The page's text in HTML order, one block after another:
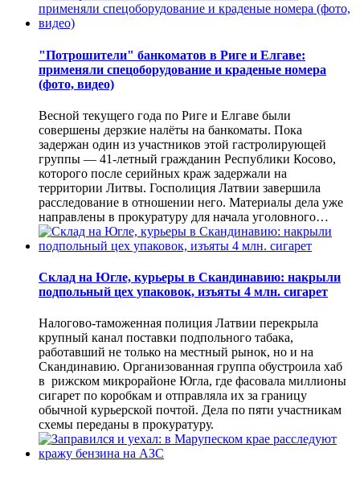
"Потрошители" банкоматов в Риге и Елгаве:
применяли спецоборудование и краденые номера
(фото, видео)
Весной текущего года по Риге и Елгаве были
совершены дерзкие налёты на банкоматы. Пока
задержан один из участников этой гастролирующей
группы — 41-летный гражданин Республики Косово,
которого после серийных краж задержали на
территории Литвы. Госполиция Латвии завершила
расследование в отношении него. Материалы дела уже
направлены в прокуратуру для начала уголовного…
Склад на Югле, курьеры в Скандинавию: накрыли
подпольный цех упаковок, изъяты 4 млн. сигарет
Налогово-таможенная полиция Латвии перекрыла
крупный канал поставки подпольного табака,
работавший не только на местный рынок, но и на
Скандинавию. Организованная группа обустроила хаб
в рижском микрорайоне Югла, где фасовала миллионы
сигарет по коробкам и отправляла их за границу
обычной курьерской почтой. Дела по пяти участникам
схемы переданы в прокуратуру.